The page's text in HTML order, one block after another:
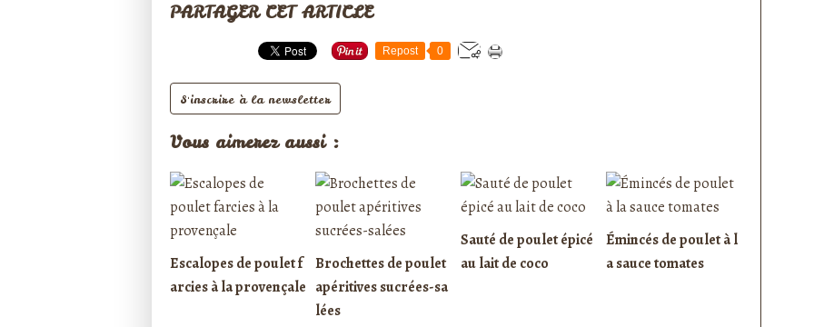
PARTAGER CET ARTICLE
Repost 0
S'inscrire à la newsletter
Vous aimerez aussi :
Escalopes de poulet f
arcies à la provençale
Brochettes de poulet
apéritives sucrées-sa
lées
Sauté de poulet épicé
au lait de coco
Émincés de poulet à l
a sauce tomates